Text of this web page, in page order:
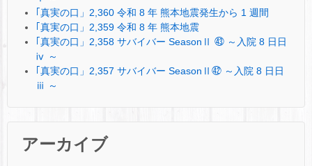
｢真実の口」2,360 令和 8 年 熊本地震発生から 1 週間
｢真実の口」2,359 令和 8 年 熊本地震
｢真実の口」2,358 サバイバー SeasonⅡ ㊸ ～入院 8 日日
ⅳ ～
｢真実の口」2,357 サバイバー SeasonⅡ㊷ ～入院 8 日日
ⅲ ～
アーカイブ